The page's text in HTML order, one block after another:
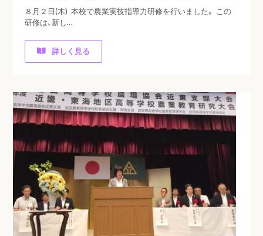
８月２日(木) 本校で農業実技指導力研修を行いました。 この
研修は、新し…
詳しく見る